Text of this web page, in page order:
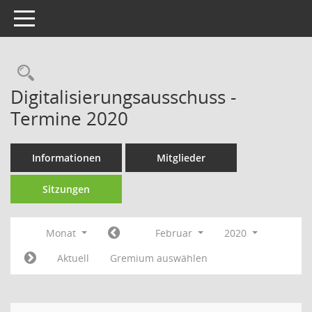
Toggle navigation
Rechercheauswahl
Digitalisierungsausschuss -
Termine 2020
Informationen Mitglieder
Sitzungen
Monat Februar
2020
Aktuell
Gremium auswählen